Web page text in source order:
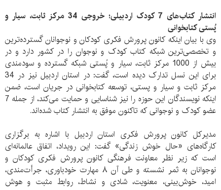
انتشار کتاب‌های 7 کودک اردبیلی؛ خروجی 34 مرکز ثابت، سیار و
پُستی کتابخوانی
وی با بیان اینکه کانون پرورش فکری کودکان و نوجوانان گسترده‌ترین
و تخصصی‌ترین شبکه کتاب کودک و نوجوان را در کشور دارد و در
بیش از 1000 مرکز ثابت، سیار و پُستی شبکه گسترده و سودمندی
برای این نسل تدارک دیده است، گفت: در استان اردبیل نیز در 34
مرکز ثابت و سیار و پستی، توسعه کتابخوانی در جریان است، ضمن
اینکه نویسندگان این حوزه را نیز شناسایی و حمایت می‌کند، از جمله 7
عضو کودک و نوجوانی که تاکنون موفق به انتشار کتاب شده‌اند.
مدیرکل کانون پرورش فکری استان اردبیل با اشاره به برگزاری
کارگاه‌های «حال خوش زندگی» گفت: این رویداد، اتفاق عالمانه‌ای
است که زیر نظر معاونت فرهنگی کانون پرورش فکری کودکان و
نوجوانان به ثمر نشسته و طی آن ۸ مهارت خودباوری، جرأت‌مندی،
امید، خوش‌بینی، معنویت، شادی و نشاط، روابط مثبت و هوش